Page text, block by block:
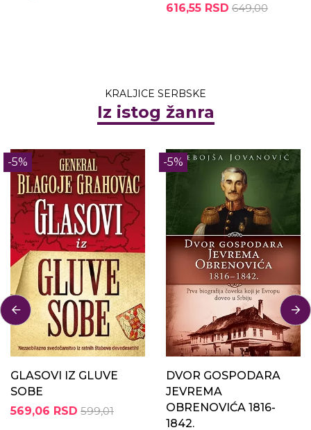
616,55 RSD 649,00
KRALJICE SERBSKE
Iz istog žanra
-5%
GLASOVI IZ GLUVE
SOBE
569,06 RSD 599,01
-5%
DVOR GOSPODARA
JEVREMA
OBRENOVIĆA 1816-
1842.